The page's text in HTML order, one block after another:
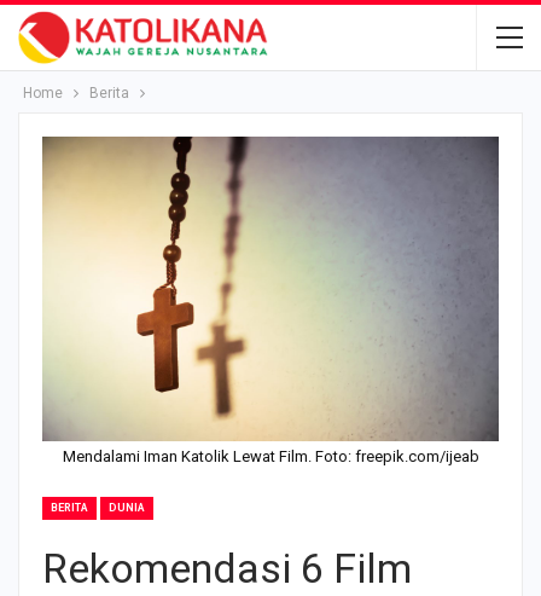
Home Berita
Mendalami Iman Katolik Lewat Film. Foto: freepik.com/ijeab
BERITA DUNIA
Rekomendasi 6 Film